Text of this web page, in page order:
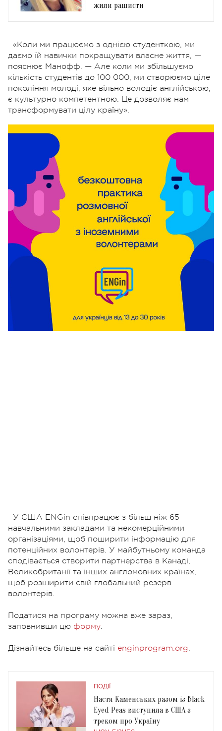
жили рашисти
«Коли ми працюємо з однією студенткою, ми
даємо їй навички покращувати власне життя, —
пояснює Манофф. — Але коли ми збільшуємо
кількість студентів до 100 000, ми створюємо ціле
покоління молоді, яке вільно володіє англійською,
є культурно компетентною. Це дозволяє нам
трансформувати цілу країну».
У США ENGin співпрацює з більш ніж 65
навчальними закладами та некомерційними
організаціями, щоб поширити інформацію для
потенційних волонтерів. У майбутньому команда
сподівається створити партнерства в Канаді,
Великобританії та інших англомовних країнах,
щоб розширити свій глобальний резерв
волонтерів.
Податися на програму можна вже зараз,
заповнивши цю форму.
Дізнайтесь більше на cайті enginprogram.org.
ПОДІЇ
Настя Каменських разом із Black
Eyed Peas виступила в США з
треком про Україну